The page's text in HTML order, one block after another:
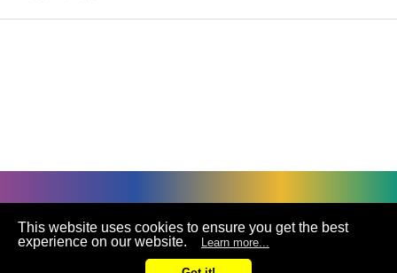
This website uses cookies to ensure you get the best
experience on our website.
Learn more...